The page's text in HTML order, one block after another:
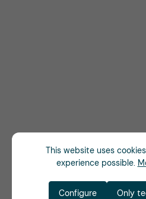
This website uses
experience possible.
Only
Configure